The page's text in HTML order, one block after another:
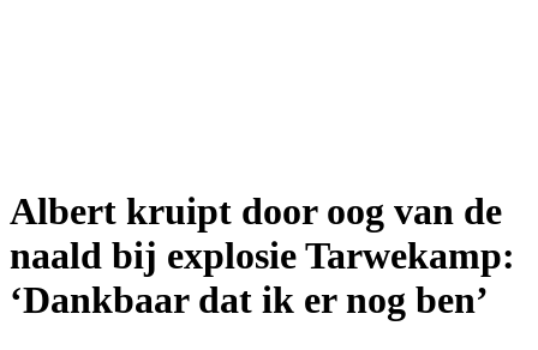
Albert kruipt door oog van de
naald bij explosie Tarwekamp:
‘Dankbaar dat ik er nog ben’